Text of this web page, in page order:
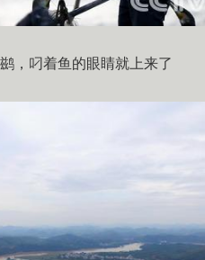
，叼着鱼的眼睛就上来了